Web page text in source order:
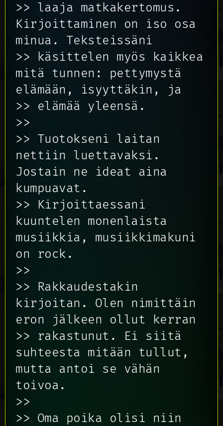
>> laaja matkakertomus.
Kirjoittaminen on iso osa
minua. Teksteissäni
>> käsittelen myös kaikkea
mitä tunnen: pettymystä
elämään, isyyttäkin, ja
>> elämää yleensä.
>>
>> Tuotokseni laitan
nettiin luettavaksi.
Jostain ne ideat aina
kumpuavat.
>> Kirjoittaessani
kuuntelen monenlaista
musiikkia, musiikkimakuni
on rock.
>>
>> Rakkaudestakin
kirjoitan. Olen nimittäin
eron jälkeen ollut kerran
>> rakastunut. Ei siitä
suhteesta mitään tullut,
mutta antoi se vähän
toivoa.
>>
>> Oma poika olisi niin